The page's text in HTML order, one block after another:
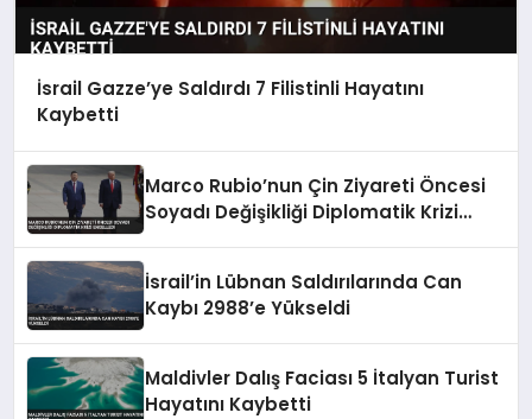
İsrail Gazze’ye Saldırdı 7 Filistinli Hayatını
Kaybetti
Marco Rubio’nun Çin Ziyareti Öncesi
Soyadı Değişikliği Diplomatik Krizi
İsrail’in Lübnan Saldırılarında Can
Kaybı 2988’e Yükseldi
Maldivler Dalış Faciası 5 İtalyan Turist
Hayatını Kaybetti